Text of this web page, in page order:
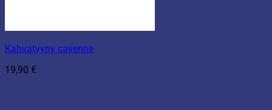
Kahvatyyny cayenne
19,90 €